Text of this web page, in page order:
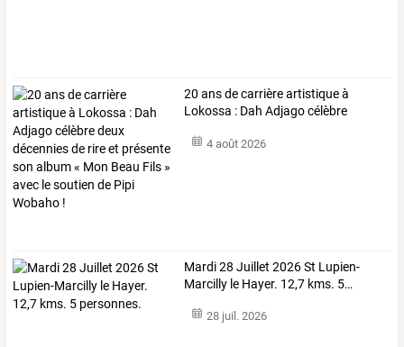
20 ansdecarrièreartistiqueà
Lokossa : Dah Adjagocélèbre
4 août 2026
Mardi28 Juillet 2026St Lupien-
Marcilly le Hayer. 12,7 kms. 5…
28 juil. 2026